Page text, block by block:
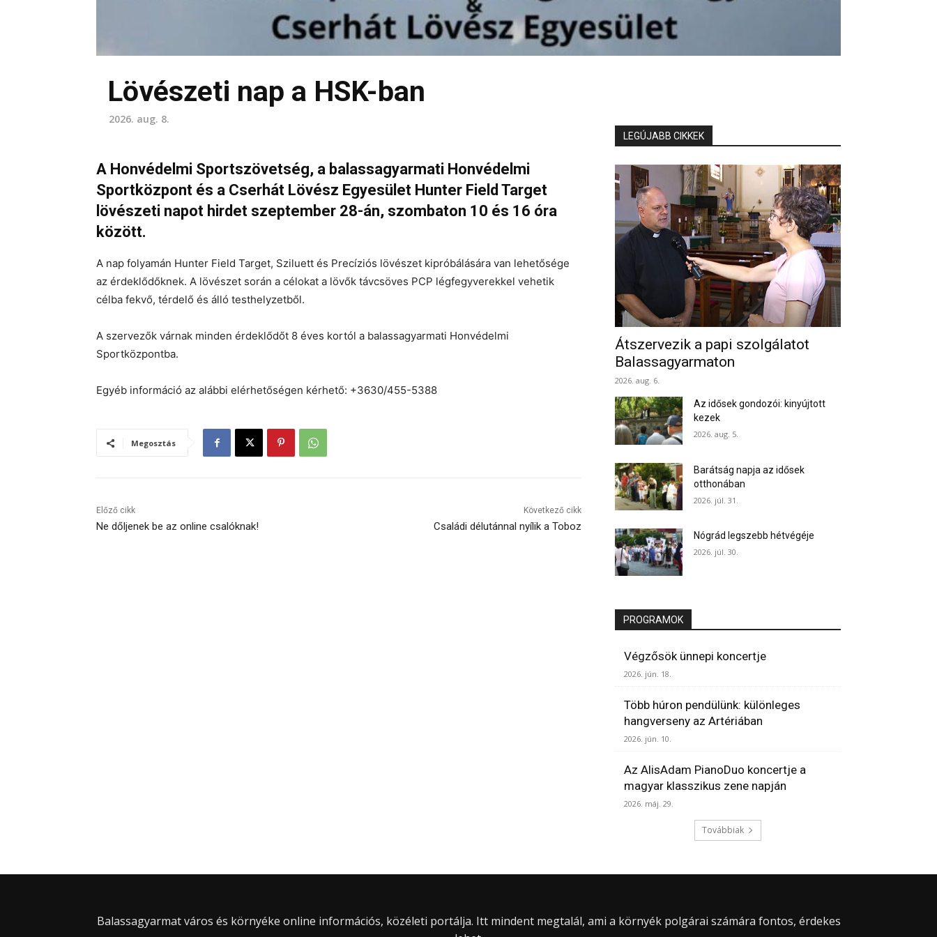
Lövészeti nap a HSK-ban
2026. aug. 8.
A Honvédelmi Sportszövetség, a balassagyarmati Honvédelmi
Sportközpont és a Cserhát Lövész Egyesület Hunter Field Target
lövészeti napot hirdet szeptember 28-án, szombaton 10 és 16 óra
között.
A nap folyamán Hunter Field Target, Sziluett és Precíziós lövészet kipróbálására van lehetősége
az érdeklődőknek. A lövészet során a célokat a lövők távcsöves PCP légfegyverekkel vehetik
célba fekvő, térdelő és álló testhelyzetből.
A szervezők várnak minden érdeklődőt 8 éves kortól a balassagyarmati Honvédelmi
Sportközpontba.
Egyéb információ az alábbi elérhetőségen kérhető: +3630/455-5388
Megosztás
Előző cikk
Ne dőljenek be az online csalóknak!
Következő cikk
Családi délutánnal nyílik a Toboz
LEGÚJABB CIKKEK
Átszervezik a papi szolgálatot
Balassagyarmaton
2026. aug. 6.
Az idősek gondozói: kinyújtott
kezek
2026. aug. 5.
Barátság napja az idősek
otthonában
2026. júl. 31.
Nógrád legszebb hétvégéje
2026. júl. 30.
PROGRAMOK
Végzősök ünnepi koncertje
2026. jún. 18.
Több húron pendülünk: különleges
hangverseny az Artériában
2026. jún. 10.
Az AlisAdam PianoDuo koncertje a
magyar klasszikus zene napján
2026. máj. 29.
Továbbiak
Balassagyarmat város és környéke online információs, közéleti portálja. Itt mindent megtalál, ami a környék polgárai számára fontos, érdekes